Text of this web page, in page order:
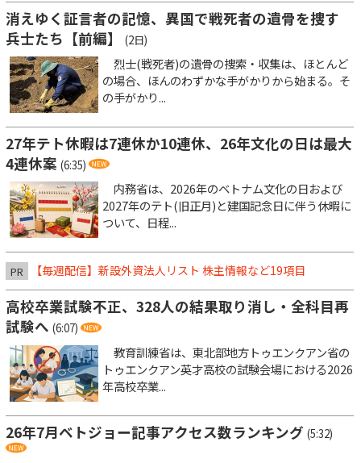
消えゆく証言者の記憶、異国で戦死者の遺骨を捜す
兵士たち【前編】
(2日)
烈士(戦死者)の遺骨の捜索・収集は、ほとんど
の場合、ほんのわずかな手がかりから始まる。そ
の手がかり...
27年テト休暇は7連休か10連休、26年文化の日は最大
4連休案 (6:35)
内務省は、2026年のベトナム文化の日および
2027年のテト(旧正月)と建国記念日に伴う休暇に
ついて、日程...
PR 【毎週配信】新設外資法人リスト 株主情報など19項目
高校卒業試験不正、328人の結果取り消し・全科目再
試験へ (6:07)
教育訓練省は、東北部地方トゥエンクアン省の
トゥエンクアン英才高校の試験会場における2026
年高校卒業...
26年7月ベトジョー記事アクセス数ランキング (5:32)